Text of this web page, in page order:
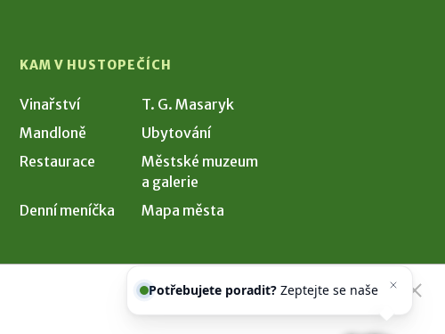
KAM V HUSTOPEČÍCH
Vinařství
T. G. Masaryk
Mandloně
Ubytování
Restaurace
Městské muzeum
a galerie
Denní meníčka
Mapa města
našeho asistentaChettyho